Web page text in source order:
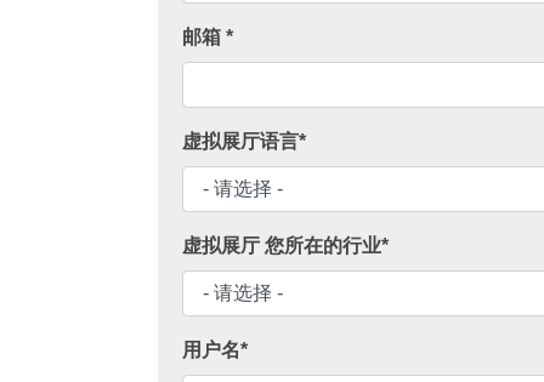
邮箱 *
虚拟展厅语言*
虚拟展厅 您所在的行业*
用户名*